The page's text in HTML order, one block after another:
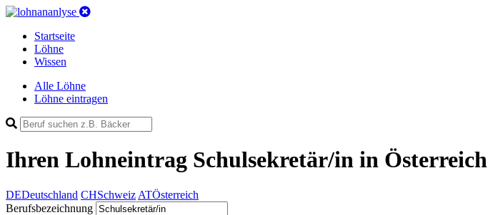
Startseite
Löhne
Wissen
Alle Löhne
Löhne eintragen
Ihren Lohneintrag Schulsekretär/in in Österreich
DEDeutschland CHSchweiz ATÖsterreich
Berufsbezeichnung